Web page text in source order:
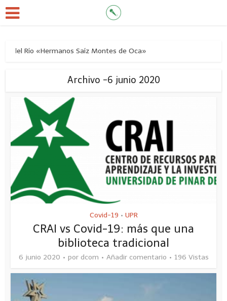
Río «Hermanos Saíz Montes de Oca»
Archivo -6 junio 2020
Covid-19 • UPR
CRAI vs Covid-19: más que una
biblioteca tradicional
6 junio 2020 por dcom Añadir comentario 196 Vistas